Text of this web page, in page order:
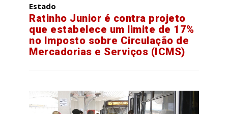
Estado
Ratinho Junior é contra projeto
que estabelece um limite de 17%
no Imposto sobre Circulação de
Mercadorias e Serviços (ICMS)